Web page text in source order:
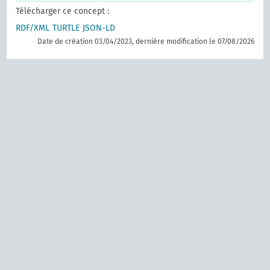
Télécharger ce concept :
RDF/XML TURTLE JSON-LD
Date de création 03/04/2023, dernière modification le 07/08/2026